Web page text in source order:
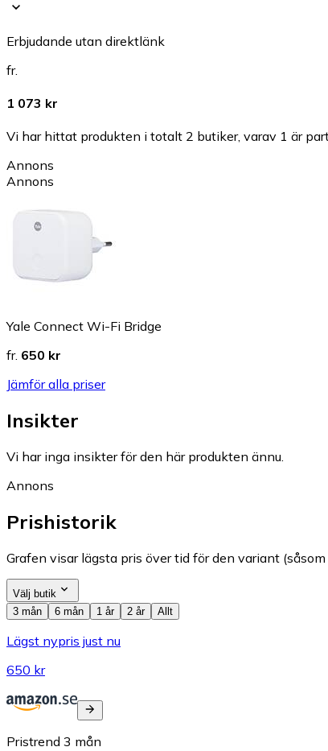
Erbjudande utan direktlänk
fr.
1 073 kr
Vi har hittat produkten i totalt 2 butiker, varav 1 är
Annons
Annons
Yale Connect Wi-Fi Bridge
fr. 650 kr
Jämför alla priser
Insikter
Vi har inga insikter för den här produkten ännu.
Annons
Prishistorik
Grafen visar lägsta pris över tid för den variant
Välj butik
3 mån
6 mån 1 år 2 år Allt
Lägst nypris just nu
650 kr
Pristrend 3 mån